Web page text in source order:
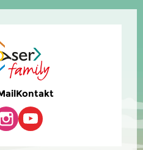
Kontakt